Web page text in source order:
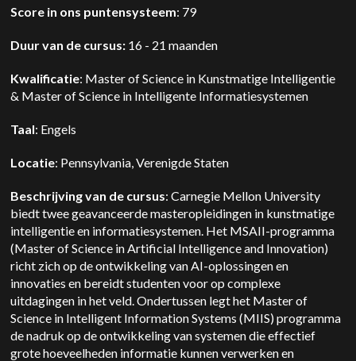
Score in ons puntensysteem: 79
Duur van de cursus: 16 - 21 maanden
Kwalificatie: Master of Science in Kunstmatige Intelligentie
& Master of Science in Intelligente Informatiesystemen
Taal: Engels
Locatie: Pennsylvania, Verenigde Staten
Beschrijving van de cursus: Carnegie Mellon University
biedt twee geavanceerde masteropleidingen in kunstmatige
intelligentie en informatiesystemen. Het MSAII-programma
(Master of Science in Artificial Intelligence and Innovation)
richt zich op de ontwikkeling van AI-oplossingen en
innovaties en bereidt studenten voor op complexe
uitdagingen in het veld. Ondertussen legt het Master of
Science in Intelligent Information Systems (MIIS) programma
de nadruk op de ontwikkeling van systemen die effectief
grote hoeveelheden informatie kunnen verwerken en